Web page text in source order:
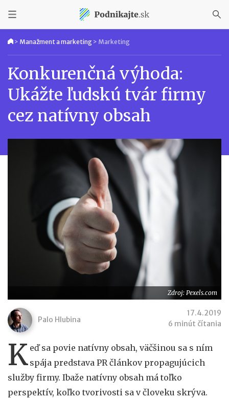
> Manažment a marketing > Marketing
Konkurenčná výhoda:
Ukážte ľudskú tvár firmy
cez natívny obsah
Zdroj: Pexels.com
Palo Hlubina
17.4.2019
6 minút čítania
K eď sa povie natívny obsah, väčšinou sa s ním
spája predstava PR článkov propagujúcich
služby firmy. Ibaže natívny obsah má toľko
perspektív, koľko tvorivosti sa v človeku skrýva.